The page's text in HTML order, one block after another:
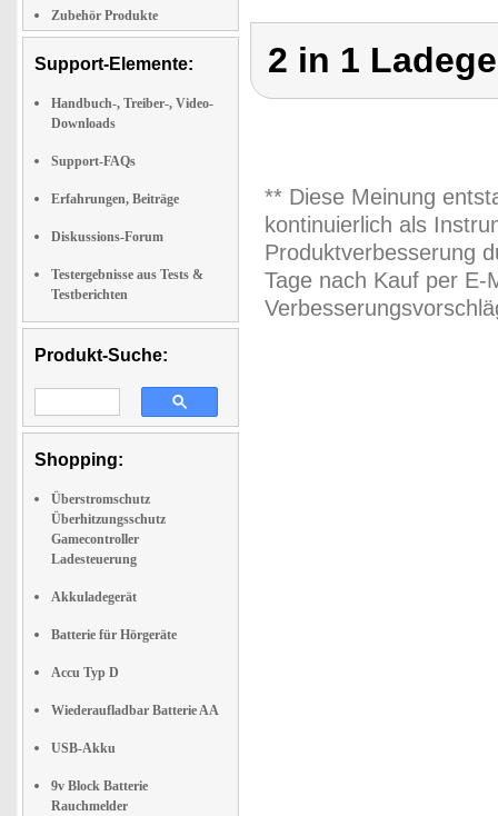
Zubehör Produkte
Support-Elemente:
Handbuch-, Treiber-, Video-
Downloads
Support-FAQs
Erfahrungen, Beiträge
Diskussions-Forum
Testergebnisse aus Tests &
Testberichten
Produkt-Suche:
Shopping:
Überstromschutz
Überhitzungsschutz
Gamecontroller
Ladesteuerung
Akkuladegerät
Batterie für Hörgeräte
Accu Typ D
Wiederaufladbar Batterie AA
USB-Akku
9v Block Batterie
Rauchmelder
2 in 1
** Diese Meinung
kontinuierlich als
Produktverbesserung
Tage nach Kauf per E-